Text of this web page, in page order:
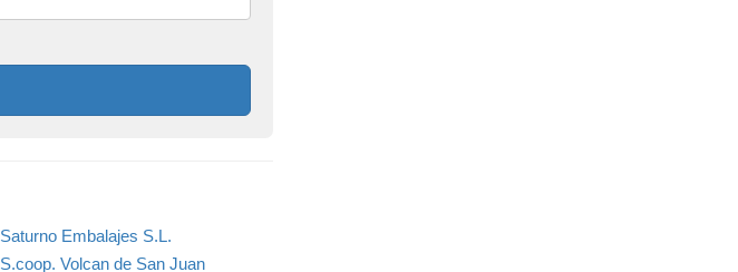
Saturno Embalajes S.L.
S.coop. Volcan de San Juan